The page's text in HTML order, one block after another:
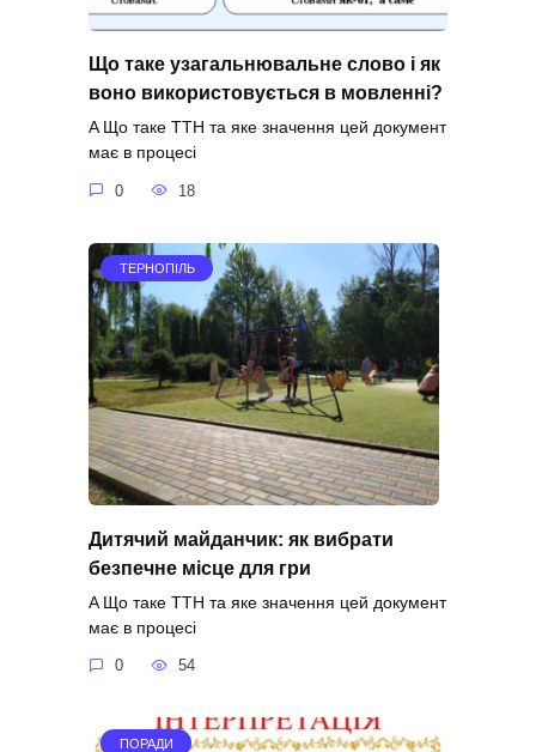
Що таке узагальнювальне слово і як
воно використовується в мовленні?
A Що таке ТТН та яке значення цей документ
має в процесі
0 18
ТЕРНОПІЛЬ
Дитячий майданчик: як вибрати
безпечне місце для гри
A Що таке ТТН та яке значення цей документ
має в процесі
0 54
ПОРАДИ